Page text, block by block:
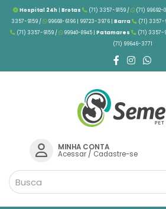
Hospital 24h| Brotas (71) 3357-9159 / (71) 99692-
3357-9159 /
99668-6196 | 99723-3976 | Barra (71) 3357-
(71) 3357-9159 /
99940-8945 | Patamares (71) 3357-
(71) 99646-3771
MINHA CONTA
Acessar/ Cadastre-se